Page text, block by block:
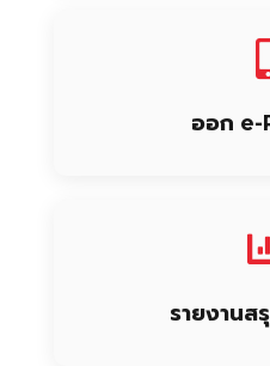
ออก e-
รายงานส